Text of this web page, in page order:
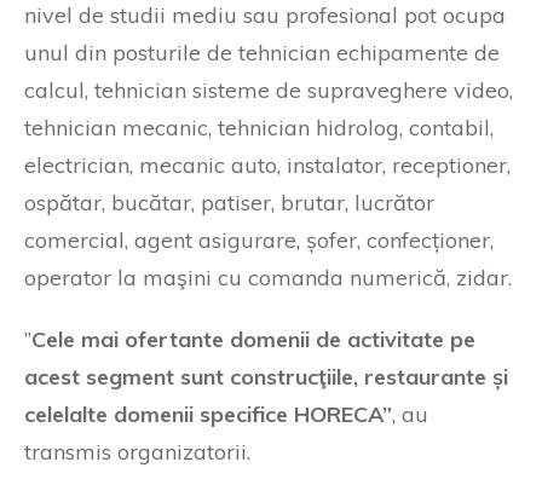
nivel de studii mediu sau profesional pot ocupa
unul din posturile de tehnician echipamente de
calcul, tehnician sisteme de supraveghere video,
tehnician mecanic, tehnician hidrolog, contabil,
electrician, mecanic auto, instalator, receptioner,
ospătar, bucătar, patiser, brutar, lucrător
comercial, agent asigurare, șofer, confecționer,
operator la maşini cu comanda numerică, zidar.
”Cele mai ofertante domenii de activitate pe
acest segment sunt construcţiile, restaurante și
celelalte domenii specifice HORECA”, au
transmis organizatorii.